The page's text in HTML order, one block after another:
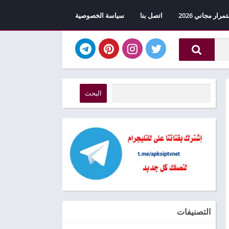
اتصل بنا سياسة الخصوصية
البحث
التصنيفات